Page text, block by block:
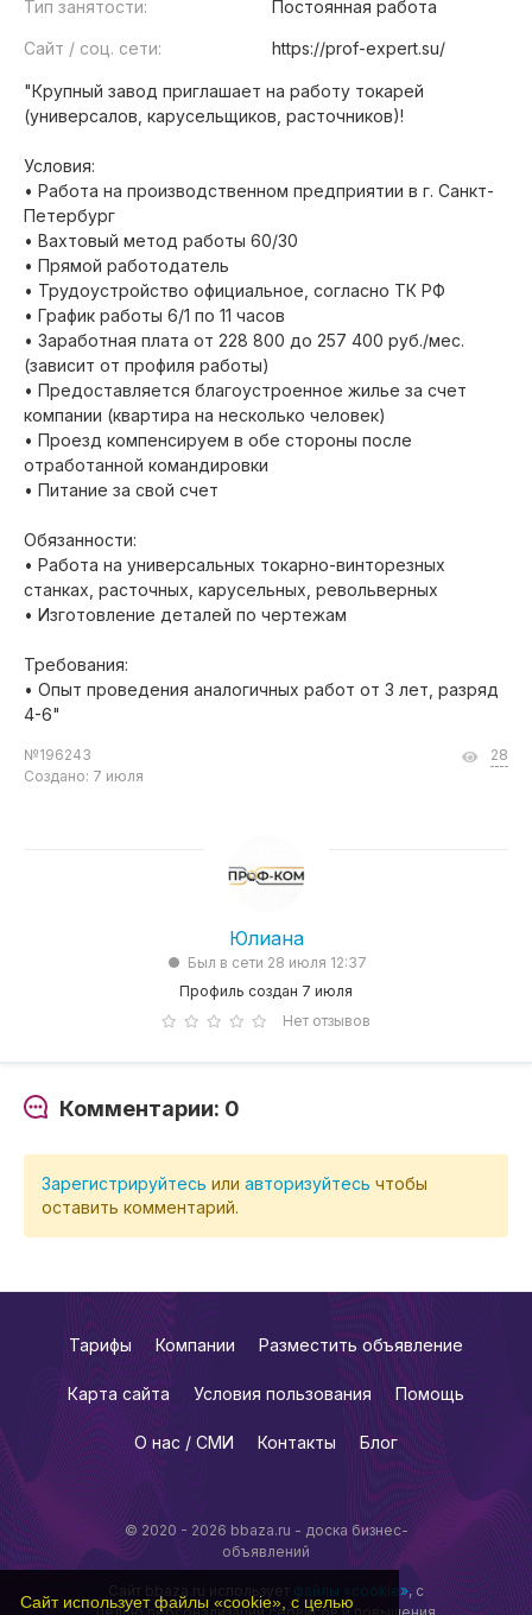
Сайт использует файлы «cookie», с целью
Тип занятости: Постоянная работа
Сайт / соц. сети: https://prof-expert.su/
"Крупный завод приглашает на работу токарей
(универсалов, карусельщиков, расточников)!
Условия:
• Работа на производственном предприятии в г. Санкт-
Петербург
• Вахтовый метод работы 60/30
• Прямой работодатель
• Трудоустройство официальное, согласно ТК РФ
• График работы 6/1 по 11 часов
• Заработная плата от 228 800 до 257 400 руб./мес.
(зависит от профиля работы)
• Предоставляется благоустроенное жилье за счет
компании (квартира на несколько человек)
• Проезд компенсируем в обе стороны после
отработанной командировки
• Питание за свой счет
Обязанности:
• Работа на универсальных токарно-винторезных
станках, расточных, карусельных, револьверных
• Изготовление деталей по чертежам
Требования:
• Опыт проведения аналогичных работ от 3 лет, разряд
4-6"
№196243
Создано: 7 июля
28
Юлиана
Был в сети 28 июля 12:37
Профиль создан 7 июля
Нет отзывов
Комментарии: 0
Зарегистрируйтесь или авторизуйтесь чтобы
оставить комментарий.
© 2020 - 2026 bbaza.ru - доска бизнес-
объявлений
Сайт bbaza.ru использует файлы «cookie», с
Тарифы Компании Разместить объявление
Карта сайта Условия пользования Помощь
О нас / СМИ Контакты Блог